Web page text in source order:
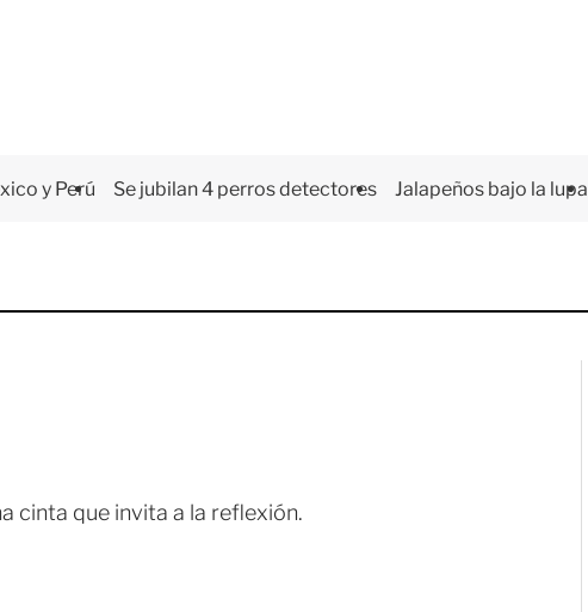
y Perú Se jubilan 4 perros detectores Jalapeños bajo la lupa
cinta que invita a la reflexión.